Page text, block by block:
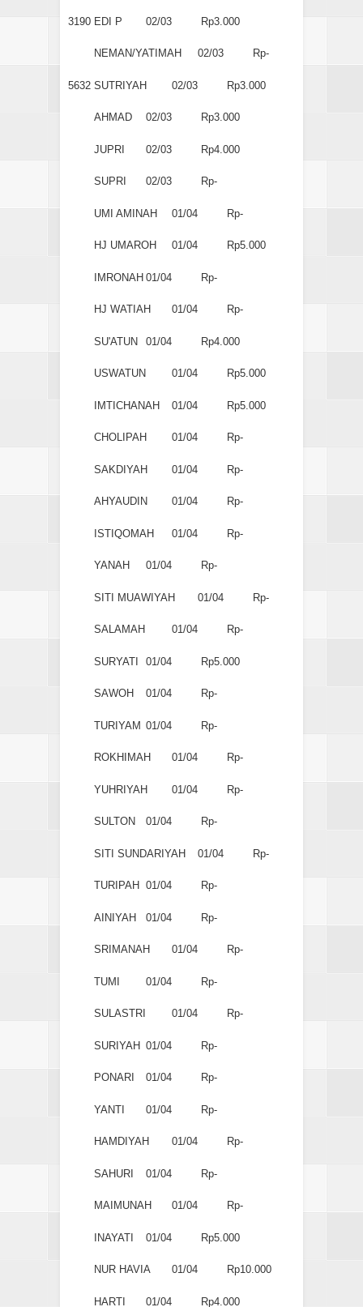
3190 EDI P 02/03 Rp3.000
NEMAN/YATIMAH 02/03 Rp-
5632 SUTRIYAH 02/03 Rp3.000
AHMAD 02/03 Rp3.000
JUPRI 02/03 Rp4.000
SUPRI 02/03 Rp-
UMI AMINAH 01/04 Rp-
HJ UMAROH 01/04 Rp5.000
IMRONAH 01/04 Rp-
HJ WATIAH 01/04 Rp-
SU'ATUN 01/04 Rp4.000
USWATUN 01/04 Rp5.000
IMTICHANAH 01/04 Rp5.000
CHOLIPAH 01/04 Rp-
SAKDIYAH 01/04 Rp-
AHYAUDIN 01/04 Rp-
ISTIQOMAH 01/04 Rp-
YANAH 01/04 Rp-
SITI MUAWIYAH 01/04 Rp-
SALAMAH 01/04 Rp-
SURYATI 01/04 Rp5.000
SAWOH 01/04 Rp-
TURIYAM 01/04 Rp-
ROKHIMAH 01/04 Rp-
YUHRIYAH 01/04 Rp-
SULTON 01/04 Rp-
SITI SUNDARIYAH 01/04 Rp-
TURIPAH 01/04 Rp-
AINIYAH 01/04 Rp-
SRIMANAH 01/04 Rp-
TUMI 01/04 Rp-
SULASTRI 01/04 Rp-
SURIYAH 01/04 Rp-
PONARI 01/04 Rp-
YANTI 01/04 Rp-
HAMDIYAH 01/04 Rp-
SAHURI 01/04 Rp-
MAIMUNAH 01/04 Rp-
INAYATI 01/04 Rp5.000
NUR HAVIA 01/04 Rp10.000
HARTI 01/04 Rp4.000